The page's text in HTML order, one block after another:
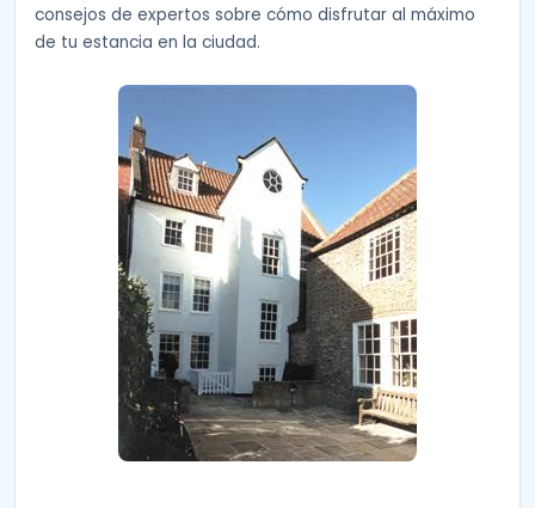
consejos de expertos sobre cómo disfrutar al máximo
de tu estancia en la ciudad.